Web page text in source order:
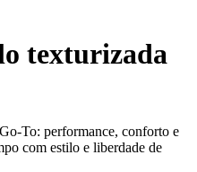
texturizada
To: performance, conforto e
com estilo e liberdade de